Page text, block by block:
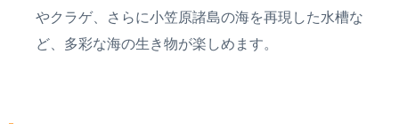
やクラゲ、さらに小笠原諸島の海を再現した水槽な
ど、多彩な海の生き物が楽しめます。